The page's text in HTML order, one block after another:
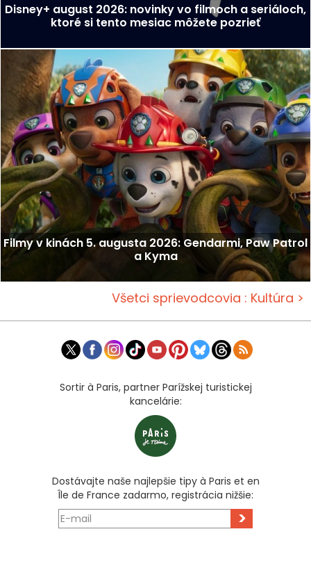
Disney+ august 2026: novinky vo filmoch a seriáloch,
ktoré si tento mesiac môžete pozrieť
Filmy v kinách 5. augusta 2026: Gendarmi, Paw Patrol
a Kyma
Všetci sprievodcovia : Kultúra >
Sortir à Paris, partner Parížskej turistickej
kancelárie:
Dostávajte naše najlepšie tipy à Paris et en
Île de France zadarmo, registrácia nižšie:
>